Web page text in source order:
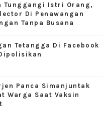
Tunggangi Istri Orang,
Di Penawangan
Tanpa Busana
Tetangga Di Facebook
Panca Simanjuntak
Warga Saat Vaksin